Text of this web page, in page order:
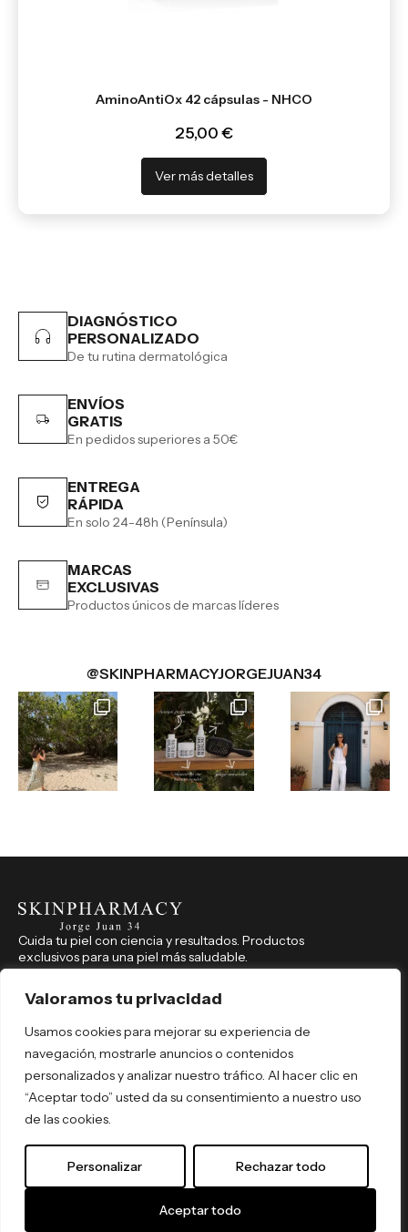
Valoramos tu privacidad
Usamos cookies para mejorar su experiencia de
navegación, mostrarle anuncios o contenidos
personalizados y analizar nuestro tráfico. Al hacer clic en
“Aceptar todo” usted da su consentimiento a nuestro uso
de las cookies.
Personalizar Rechazar todo
Aceptar todo
AminoAntiOx​ 42 cápsulas - ​NHCO
25,00 €
Ver más detalles
DIAGNÓSTICO
PERSONALIZADO
De tu rutina dermatológica
ENVÍOS
GRATIS
En pedidos superiores a 50€
ENTREGA
RÁPIDA
En solo 24-48h (Península)
MARCAS
EXCLUSIVAS
Productos únicos de marcas líderes
@SKINPHARMACYJORGEJUAN34
Cuida tu piel con ciencia y resultados. Productos
exclusivos para una piel más saludable.
914 350 541
Jorge Juan, 34, Madrid (Madrid), 28001
REDES SOCIALES
skinpharmacyjorgejuan34
skinpharmacyjorgejuan34
Por necesidad
Política de Privacidad
© 2026 Skin Pharmacy. Todos los
derechos reservados. By